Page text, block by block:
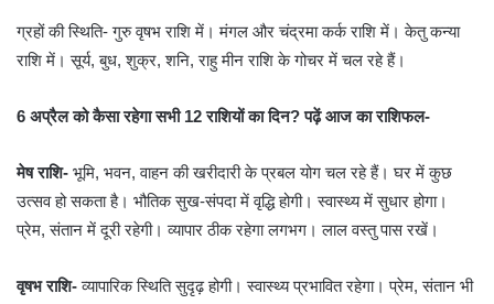
ग्रहों की स्थिति- गुरु वृषभ राशि में। मंगल और चंद्रमा कर्क राशि में। केतु कन्या
राशि में। सूर्य, बुध, शुक्र, शनि, राहु मीन राशि के गोचर में चल रहे हैं।
6 अप्रैल को कैसा रहेगा सभी 12 राशियों का दिन? पढ़ें आज का राशिफल-
मेष राशि- भूमि, भवन, वाहन की खरीदारी के प्रबल योग चल रहे हैं। घर में कुछ
उत्सव हो सकता है। भौतिक सुख-संपदा में वृद्धि होगी। स्वास्थ्य में सुधार होगा।
प्रेम, संतान में दूरी रहेगी। व्यापार ठीक रहेगा लगभग। लाल वस्तु पास रखें।
वृषभ राशि-व्यापारिक स्थिति सुदृढ़ होगी। स्वास्थ्य प्रभावित रहेगा। प्रेम, संतान भी